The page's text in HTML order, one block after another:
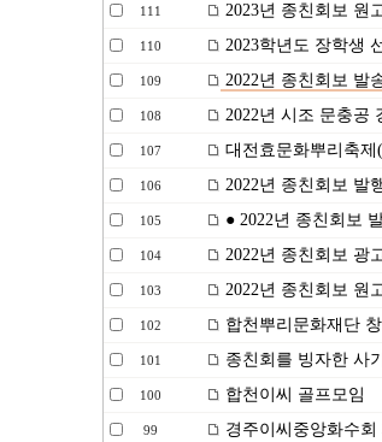
111 2023년 종친회보 원
110 2023학년도 장학생
109 2022년 종친회보 발
108 2022년 시조 문충공
107 대전효문화뿌리축제
106 2022년 종친회보 발
105 ● 2022년 종친회보
104 2022년 종친회보 광
103 2022년 종친회보 원
102 합천뿌리문화재단
101 종친회를 빙자한 사
100 합천이씨 골프모임
99 경주이씨중앙화수